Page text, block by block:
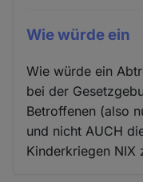
Wie würde ein
Wie würde ein
bei der
Betroffenen (also
und nicht AUCH
Kinderkriegen NIX